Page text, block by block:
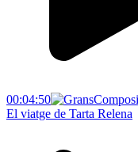
00:04:50
El viatge de Tarta Relena